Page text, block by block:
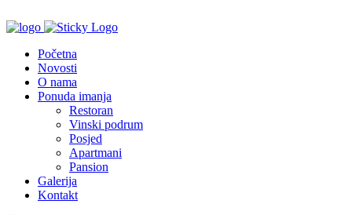
Početna
Novosti
O nama
Ponuda imanja
Restoran
Vinski podrum
Posjed
Apartmani
Pansion
Galerija
Kontakt